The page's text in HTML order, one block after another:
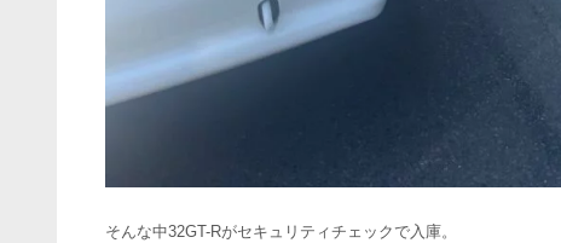
そんな中32GT-Rがセキュリティチェックで入庫。